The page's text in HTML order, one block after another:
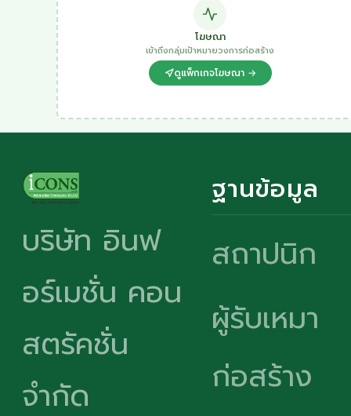
โฆษณา
เข้าถึงกลุ่มเป้าหมายวงการก่อสร้าง
ดูแพ็กเกจโฆษณา →
บริษัท อินฟ
อร์เมชั่น คอน
สตรัคชั่น
จำกัด
ฐานข้อมูล
สถาปนิก
ผู้รับเหมา
ก่อสร้าง